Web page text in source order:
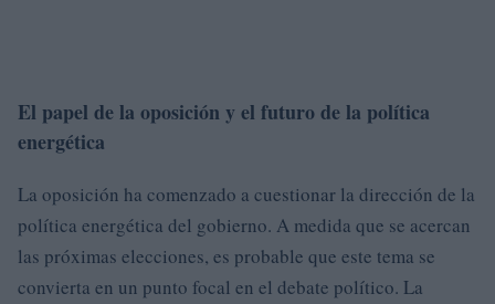
El papel de la oposición y el futuro de la política
energética
La oposición ha comenzado a cuestionar la dirección de la
política energética del gobierno. A medida que se acercan
las próximas elecciones, es probable que este tema se
convierta en un punto focal en el debate político. La